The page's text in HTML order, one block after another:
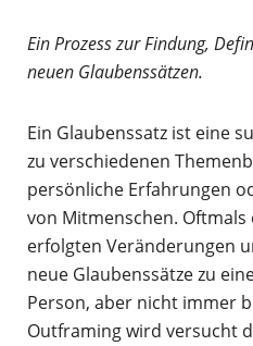
Ein Prozess zur Findung,
neuen Glaubenssätzen.
Ein Glaubenssatz ist eine
zu verschiedenen
persönliche Erfahrungen
von Mitmenschen. Oftmals
erfolgten Veränderungen
neue Glaubenssätze zu
Person, aber nicht immer
Outframing wird versucht